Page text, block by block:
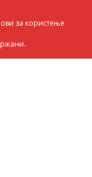
за користење